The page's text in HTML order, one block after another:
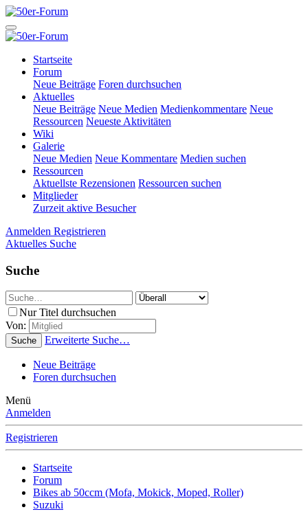
Startseite
Forum
Neue Beiträge Foren durchsuchen
Aktuelles
Neue Beiträge Neue Medien Medienkommentare Neue
Ressourcen Neueste Aktivitäten
Wiki
Galerie
Neue Medien Neue Kommentare Medien suchen
Ressourcen
Aktuellste Rezensionen Ressourcen suchen
Mitglieder
Zurzeit aktive Besucher
Anmelden Registrieren
Aktuelles Suche
Suche
Nur Titel durchsuchen
Von:
Suche Erweiterte Suche…
Neue Beiträge
Foren durchsuchen
Menü
Anmelden
Registrieren
Startseite
Forum
Bikes ab 50ccm (Mofa, Mokick, Moped, Roller)
Suzuki